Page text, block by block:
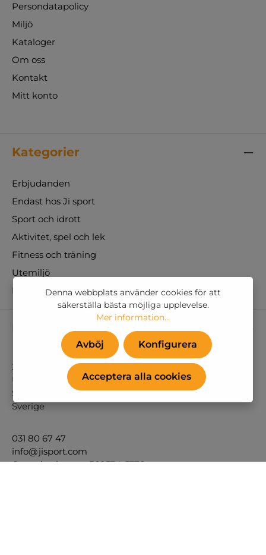
Persondatapolicy
Miljö
Kataloger
Om oss
Kontakt
Mitt konto
Kategorier
Erbjudanden
Endast hos Ji sport
Sport och idrott
Aktivitet, spel och lek
Fitness och träning
Utemiljö
Inredning
Kontaktupplysningar
Ji Sport A/S
Ubox 236
SE-202 29 MALMÖ
Sverige
031 80 67 47
info@jisport.com
Organisations nr. 302334-5378
Denna webbplats använder cookies för att
säkerställa bästa möjliga upplevelse.
Mer information...
Avböj Konfigurera
Acceptera alla cookies